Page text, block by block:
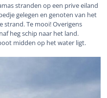
stranden op een prive eiland
gelegen en genoten van het
strand. Te mooi! Overigens
heg schip naar het land.
midden op het water ligt.